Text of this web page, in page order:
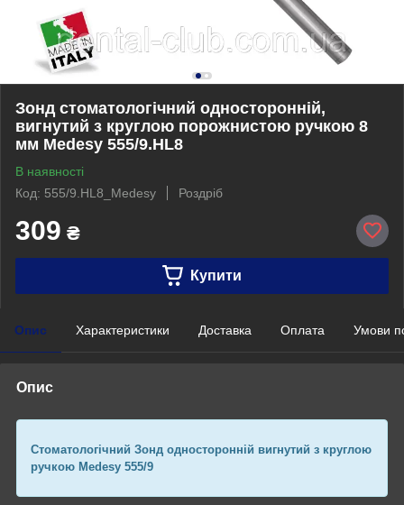
Зонд стоматологічний односторонній,
вигнутий з круглою порожнистою ручкою 8
мм Medesy 555/9.HL8
В наявності
Код: 555/9.HL8_Medesy
Роздріб
309 ₴
Купити
Опис Характеристики Доставка Оплата Умови
Опис
Стоматологічний Зонд односторонній вигнутий з круглою
ручкою Medesy 555/9